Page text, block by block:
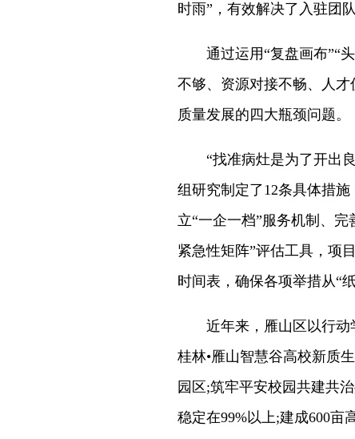
时雨”，有效解决了入驻团
通过运用“复盘画布”“头
不够、资源对接不畅、人
质量发展的四大瓶颈问题。
“找准病灶是为了开出良
组研究制定了12条具体措
立“一企一档”服务机制、
紧急性矩阵”评估工具，项
时间表，确保各项举措从“纸
近年来，雁山区以行动
桂林•雁山智慧谷高校新质
园区;筑牢平安校园共建共
稳定在99%以上;建成600亩